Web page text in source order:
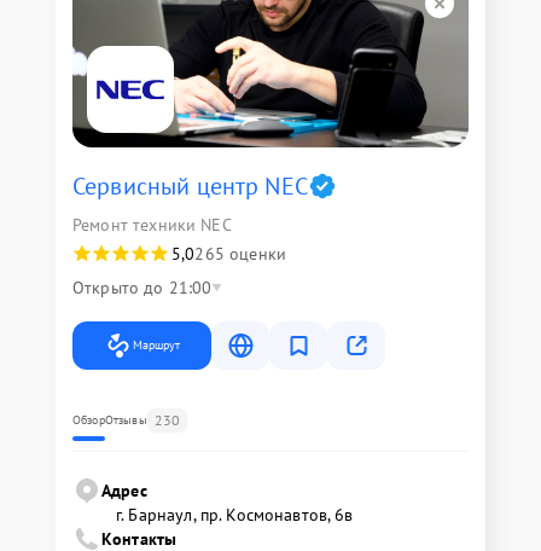
Сервисный центр NEC
Ремонт техники NEC
5,0265 оценки
Открыто до 21:00
Маршрут
ОбзорОтзывы 230
Адрес
г. Барнаул, ​пр. Космонавтов, 6в
Контакты